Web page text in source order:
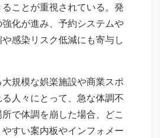
ことが重視されている。発
化が進み、予約システムや
感染リスク低減にも寄与し
規模な娯楽施設や商業スポ
人々にとって、急な体調不
で体調を崩した場合、どこ
すい案内板やインフォメー